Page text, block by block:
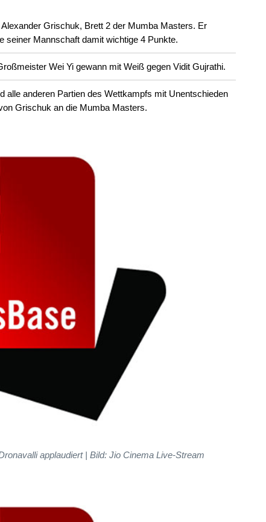
Grischuk, Brett 2 der Mumba Masters. Er
seiner Mannschaft damit wichtige 4 Punkte.
Wei Yi gewann mit Weiß gegen Vidit Gujrathi.
alle anderen Partien des Wettkampfs mit Unentschieden
Grischuk an die Mumba Masters.
applaudiert | Bild: Jio Cinema Live-Stream